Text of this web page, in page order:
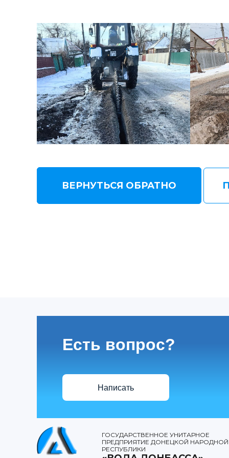
ВЕРНУТЬСЯ ОБРАТНО
Есть вопрос?
Написать
ГОСУДАРСТВЕННОЕ УНИТАРНОЕ
ПРЕДПРИЯТИЕ ДОНЕЦКОЙ НАРОДНОЙ
РЕСПУБЛИКИ